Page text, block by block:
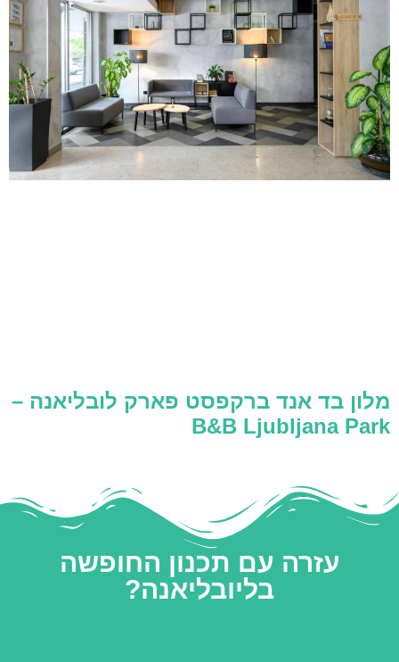
מלון בד אנד ברקפסט פארק לובליאנה –
B&B Ljubljana Park
עזרה עם תכנון החופשה
בליובליאנה?